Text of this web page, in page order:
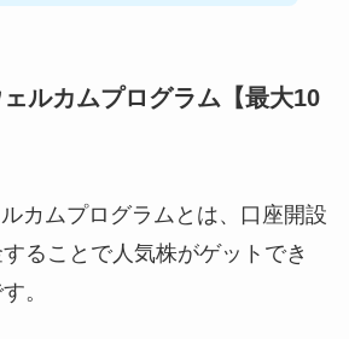
ルカムプログラム【最大10
カムプログラムとは、口座開設
ることで人気株がゲットでき
。